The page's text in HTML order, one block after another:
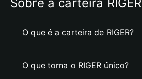
O que é a carteira de RIGER?
O que torna o RIGER único?